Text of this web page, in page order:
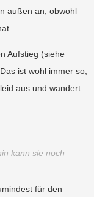
außen an, obwohl
Aufstieg (siehe
ist wohl immer so,
aus und wandert
kann sie noch
für den